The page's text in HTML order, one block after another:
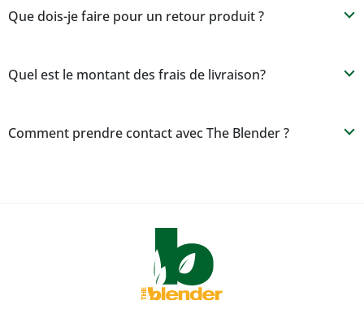
b
Que dois-je faire pour un retour produit ?
b
Quel est le montant des frais de livraison?
b
Comment prendre contact avec The Blender ?